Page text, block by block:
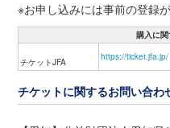
※お申し込みには事前の登録が
購入に
チケットJFA https://ticket.jfa.jp/
チケットに関するお問い合わ